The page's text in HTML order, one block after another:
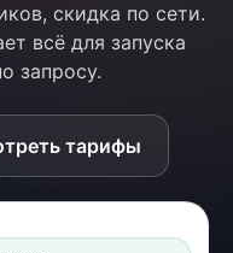
скидка по сети.
всё для запуска
запросу.
тарифы